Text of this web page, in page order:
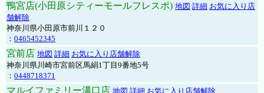
鴨宮店(小田原シティーモールフレスポ) 地図 詳細 お気に入り店
舗解除
神奈川県小田原市前川１２０
： 0465452345
宮前店 地図 詳細 お気に入り店舗解除
神奈川県川崎市宮前区馬絹1丁目9番地5号
： 0448718371
マルイファミリー溝口店 地図 詳細 お気に入り店舗解除